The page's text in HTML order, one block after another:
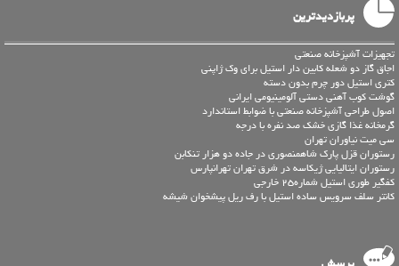
پربازدیدترین
تجهیزات آشپزخانه صنعتی
اجاق گاز دو شعله کابین دار استیل برای وک ژاپنی
کتری استیل دور چرم بدون دسته
گوشت کوب آهنی دستی آلومینیومی ایرانی
اصول طراحی آشپزخانه صنعتی با ضوابط استاندارد
گرمخانه غذا گازی خشک صد نفره با درجه
سی میت نیاوران تهران
رستوران قزل پارک شاهمنصوری در جاده دو هزار تنکابن
رستوران ایتالیایی ژیکاسه در شرق تهران تهرانپارس
کفگیر طوری استیل شماره25 خارجی
کانتر سلف سرویس ساده استیل با رف ریل پیشخوان شیشه